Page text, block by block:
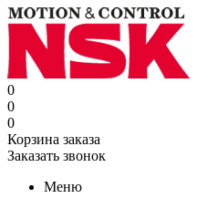
0
0
0
Корзина заказа
Заказать звонок
Меню